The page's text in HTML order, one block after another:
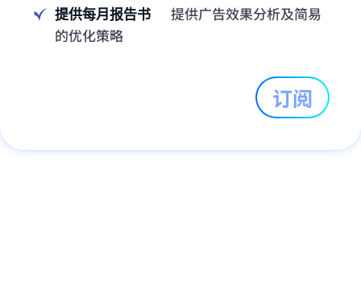
提供每月报告书
提供广告效果分析及简易
的优化策略
订阅